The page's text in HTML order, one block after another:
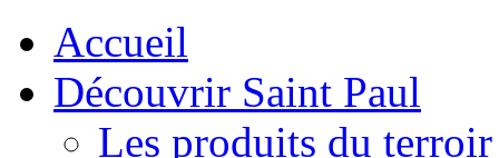
Accueil
Découvrir Saint Paul
Les produits du terroir